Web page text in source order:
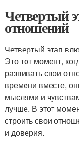
Четвертый
отношений
Четвертый этап
Это тот момент,
развивать свои
времени вместе,
мыслями и
лучше. В этот
строить свои
и доверия.